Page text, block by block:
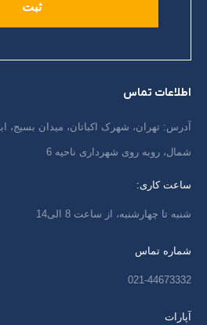
اطلاعات تماس
آدرس: تهران، شهرک اکباتان، میدان
شمال، روبه روی شهرداری ناحیه 6
ساعت کاری:
شنبه تا چهارشنبه، از ساعت 8 الی14
شماره تماس
021-44673332
آپارات